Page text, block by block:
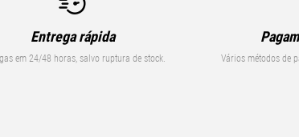
Entrega rápida
em 24/48 horas, salvo ruptura de stock. Vários métodos de